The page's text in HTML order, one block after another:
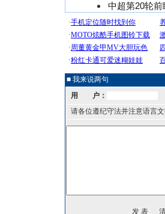
中超第20轮
■ 我来说两句
用 户：
请各位遵纪守法并注意语言文